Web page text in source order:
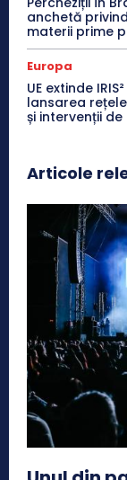
anchetă
materii prime
Europa
UE extinde
lansarea
și intervenții
Articole